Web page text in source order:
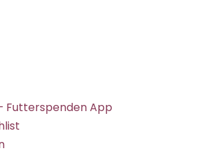
Futterspenden App